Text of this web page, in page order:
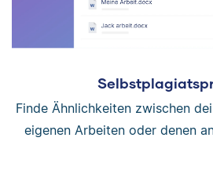
Finde Ähnlichkeiten zwischen
eigenen Arbeiten oder denen